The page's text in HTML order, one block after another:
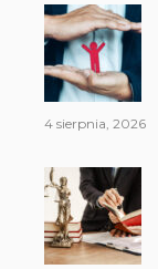
4 sierpnia, 2026